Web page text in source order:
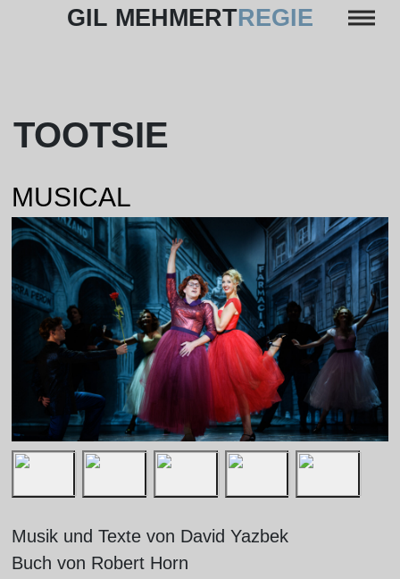
GIL MEHMERTREGIE
TOOTSIE
MUSICAL
Musik und Texte von David Yazbek
Buch von Robert Horn